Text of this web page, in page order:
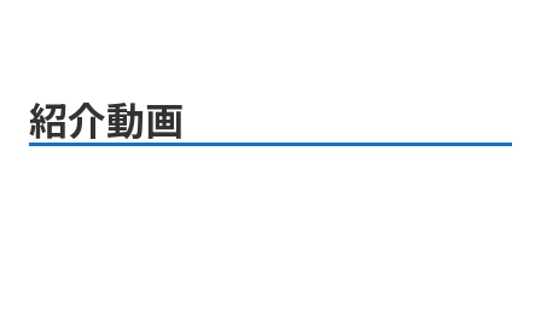
紹介動画